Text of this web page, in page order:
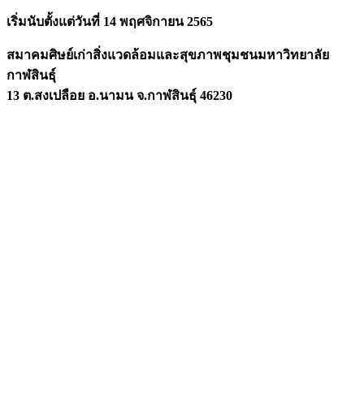
เริ่มนับตั้งแต่วันที่ 14 พฤศจิกายน 2565
สมาคมศิษย์เก่าสิ่งแวดล้อมและสุขภาพชุมชนมหาวิทยาลัย
กาฬสินธุ์
13 ต.สงเปลือย อ.นามน จ.กาฬสินธุ์ 46230